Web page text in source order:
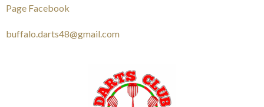
Page Facebook
buffalo.darts48@gmail.com